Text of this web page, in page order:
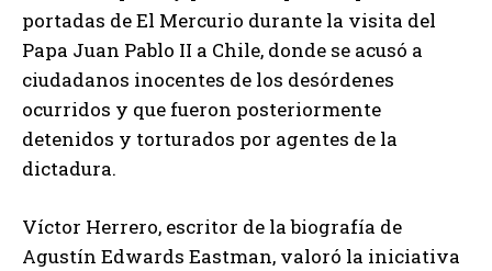
portadas de El Mercurio durante la visita del
Papa Juan Pablo II a Chile, donde se acusó a
ciudadanos inocentes de los desórdenes
ocurridos y que fueron posteriormente
detenidos y torturados por agentes de la
dictadura.
Víctor Herrero, escritor de la biografía de
Agustín Edwards Eastman, valoró la iniciativa